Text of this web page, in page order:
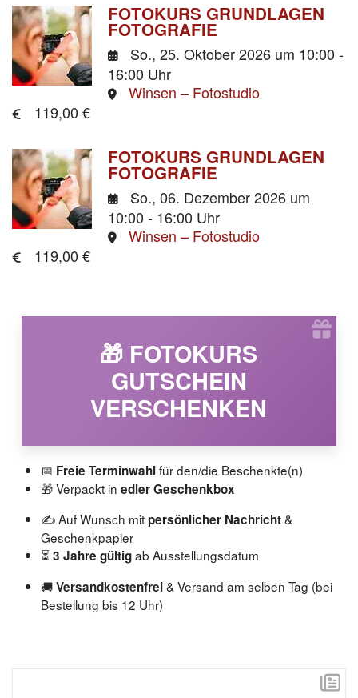
FOTOKURS GRUNDLAGEN
FOTOGRAFIE
So., 25. Oktober 2026 um 10:00 -
16:00 Uhr
Winsen – Fotostudio
119,00 €
FOTOKURS GRUNDLAGEN
FOTOGRAFIE
So., 06. Dezember 2026 um
10:00 - 16:00 Uhr
Winsen – Fotostudio
119,00 €
🎁 FOTOKURS
GUTSCHEIN
VERSCHENKEN
📅 Freie Terminwahlfür den/die Beschenkte(n)
🎁 Verpackt in edler Geschenkbox
✍️ Auf Wunsch mitpersönlicher Nachricht&
Geschenkpapier
⏳3 Jahre gültigab Ausstellungsdatum
🚚Versandkostenfrei& Versand am selben Tag (bei
Bestellung bis 12 Uhr)